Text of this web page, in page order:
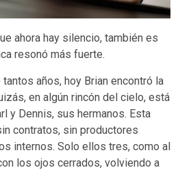
ahora hay silencio, también es
resonó más fuerte.
años, hoy Brian encontró la
en algún rincón del cielo, está
y Dennis, sus hermanos. Esta
contratos, sin productores
internos. Solo ellos tres, como al
los ojos cerrados, volviendo a